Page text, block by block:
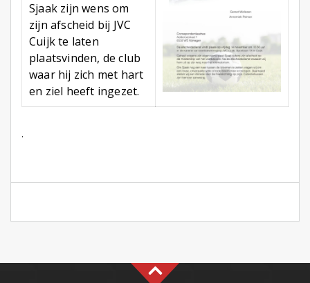
Sjaak zijn wens om
zijn afscheid bij JVC
Cuijk te laten
plaatsvinden, de club
waar hij zich met hart
en ziel heeft ingezet.
.